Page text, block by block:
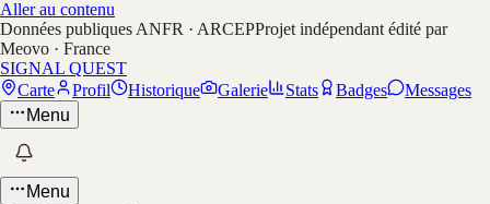
Aller au contenu
Données publiques ANFR · ARCEPProjet indépendant édité par
Meovo · France
SIGNAL QUEST
Carte
Profil Historique Galerie Stats Badges
Messages
Menu
Menu